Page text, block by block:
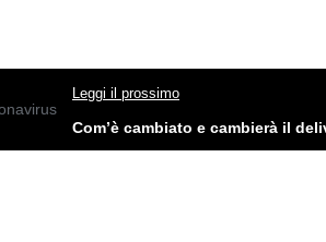
Leggi il prossimo
Com’è cambiato e cambierà il